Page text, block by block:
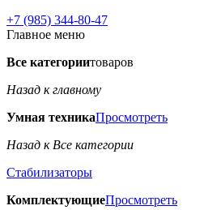
+7 (985) 344-80-47
Главное меню
Все категориитоваров
Назад к главному
Умная техникаПросмотреть
Назад к Все категории
Стабилизаторы
КомплектующиеПросмотреть